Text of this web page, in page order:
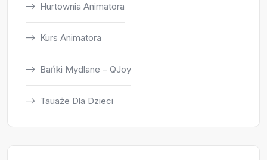
Hurtownia Animatora
Kurs Animatora
Bańki Mydlane – QJoy
Tauaże Dla Dzieci